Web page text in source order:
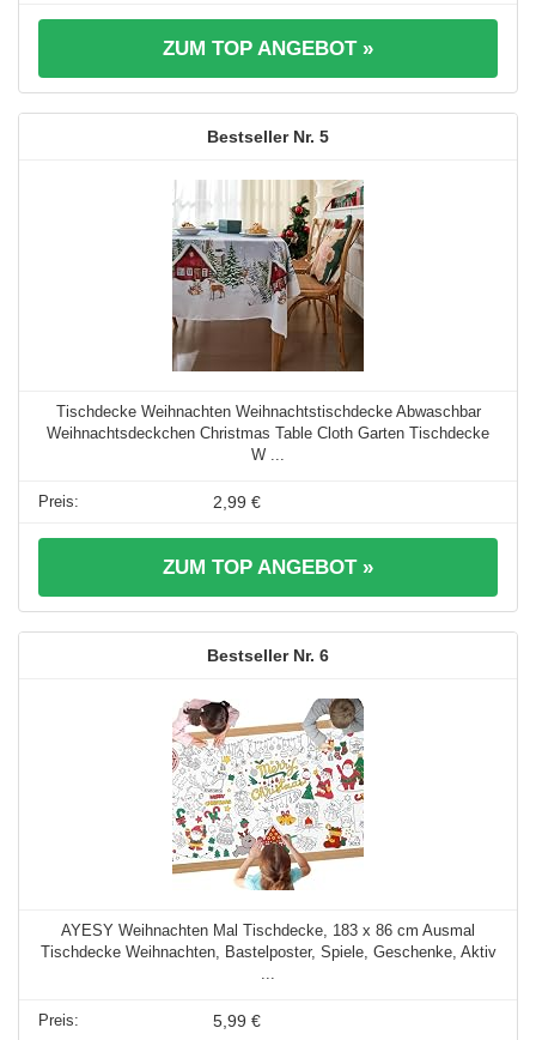
ZUM TOP ANGEBOT »
5
Tischdecke Weihnachten Weihnachtstischdecke Abwaschbar
Weihnachtsdeckchen Christmas Table Cloth Garten Tischdecke
W ...
2,99 €
ZUM TOP ANGEBOT »
6
AYESY Weihnachten Mal Tischdecke, 183 x 86 cm Ausmal
Tischdecke Weihnachten, Bastelposter, Spiele, Geschenke, Aktiv
...
5,99 €